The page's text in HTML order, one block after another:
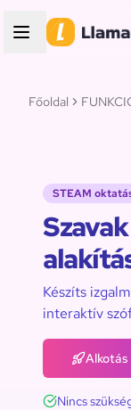
Főoldal
STEAM
Készíts
interaktív
Alkotás
Nincs